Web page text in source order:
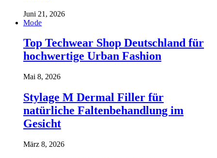
Juni 21, 2026
Mode
Top Techwear Shop Deutschland für
hochwertige Urban Fashion
Mai 8, 2026
Stylage M Dermal Filler für
natürliche Faltenbehandlung im
Gesicht
März 8, 2026